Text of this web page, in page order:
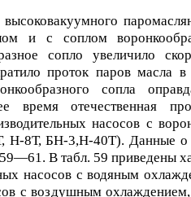
и с соплом
сопло увеличило
проток паров масла
сопла
время отечественная
насосов с
Н-8Т, БН-3,Н-40Т). Данные о
В табл. 59 приведены
насосов с водяным
с воздушным